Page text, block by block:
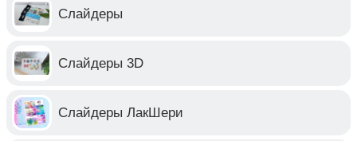
Слайдеры
Слайдеры 3D
Слайдеры ЛакШери